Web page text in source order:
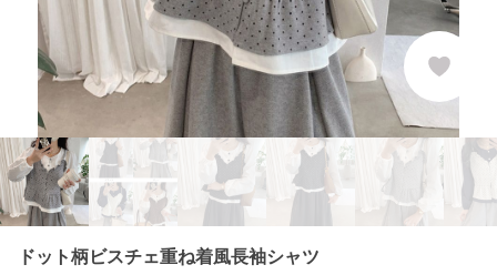
ドット柄ビスチェ重ね着風長袖シャツ